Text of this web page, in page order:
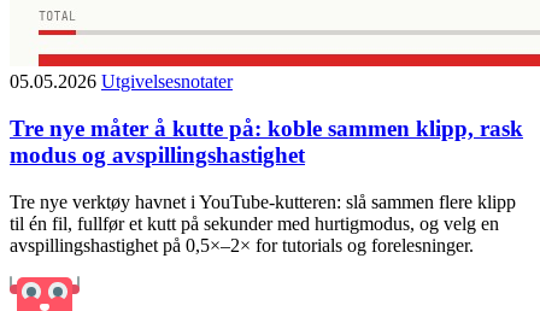
05.05.2026 Utgivelsesnotater
Tre nye måter å kutte på: koble sammen klipp, rask
modus og avspillingshastighet
Tre nye verktøy havnet i YouTube-kutteren: slå sammen flere klipp
til én fil, fullfør et kutt på sekunder med hurtigmodus, og velg en
avspillingshastighet på 0,5×–2× for tutorials og forelesninger.